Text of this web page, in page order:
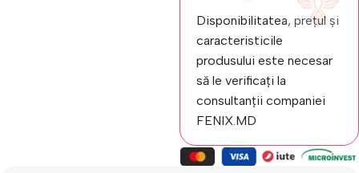
Disponibilitatea, prețul și
caracteristicile
produsului este necesar
să le verificați la
consultanții companiei
FENIX.MD